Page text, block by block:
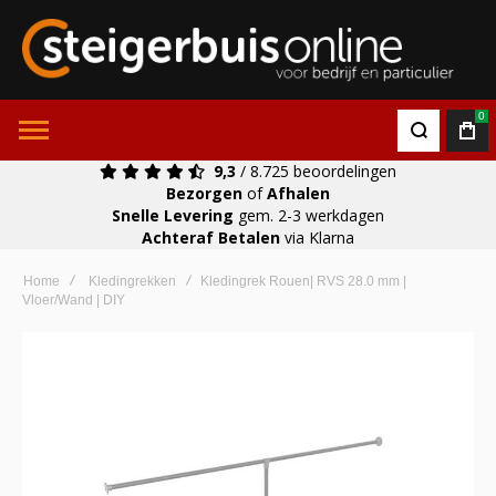
0
9,3 / 8.725 beoordelingen
Bezorgen ofAfhalen
Snelle Levering gem. 2-3 werkdagen
Achteraf Betalen via Klarna
Home Kledingrekken
Kledingrek Rouen| RVS 28.0 mm |
Vloer/Wand | DIY